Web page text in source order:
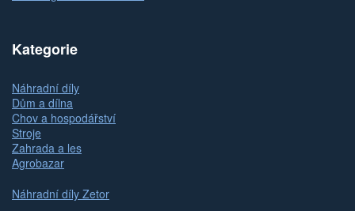
Kategorie
Náhradní díly
Dům a dílna
Chov a hospodářství
Stroje
Zahrada a les
Agrobazar
Náhradní díly Zetor